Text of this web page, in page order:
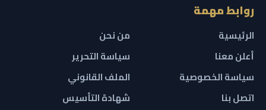
روابط مهمة
الرئيسية
من نحن
أعلن معنا
سياسة التحرير
سياسة الخصوصية
الملف القانوني
اتصل بنا
شهادة التأسيس